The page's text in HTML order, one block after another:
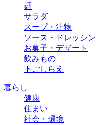
麺
サラダ
スープ・汁物
ソース・ドレッシ
お菓子・デザート
飲みもの
下ごしらえ
暮らし
健康
住まい
社会・環境